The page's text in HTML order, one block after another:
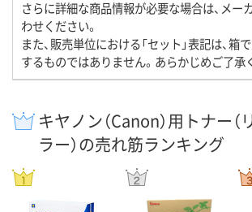
さらに詳細な商品情報が必要な場合は、メー
わせください。
また、販売単位における「セット」表記は、箱
するものではありません。あらかじめご了承
キヤノン（Canon）用トナー
ラー）の売れ筋ランキング